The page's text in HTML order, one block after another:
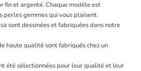
fin et argenté. Chaque modèle est
perles gemmes qui vous plaisent.
sont dessinées et fabriquées dans notre
haute qualité sont fabriqués chez un
été sélectionnées pour leur qualité et leur